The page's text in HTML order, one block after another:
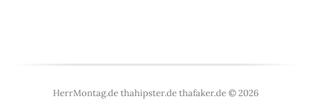
HerrMontag.de thahipster.de thafaker.de © 2026